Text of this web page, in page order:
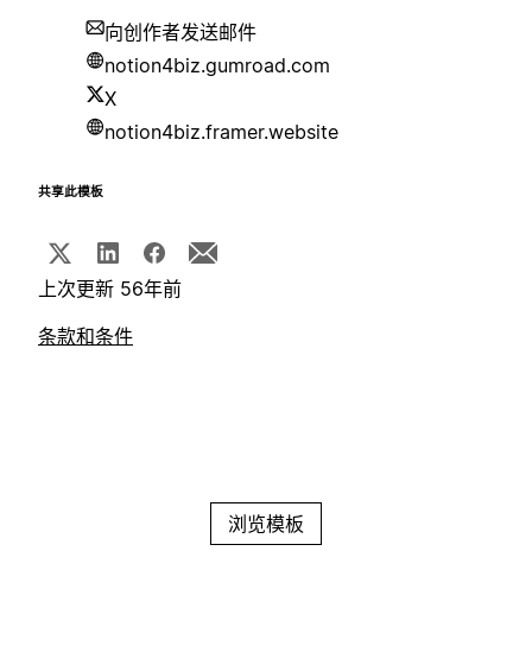
向创作者发送邮件
notion4biz.gumroad.com
X
notion4biz.framer.website
共享此模板
上次更新 56年前
条款和条件
浏览模板